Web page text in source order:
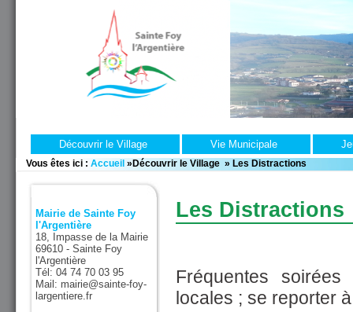
Découvrir le Village Vie Municipale
Vous êtes ici : Accueil » Découvrir le Village » Les Distractions
Mairie de Sainte Foy
l'Argentière
18, Impasse de la Mairie
69610 - Sainte Foy
l'Argentière
Tél: 04 74 70 03 95
Mail: mairie@sainte-foy-
largentiere.fr
Les Distractions
Fréquentes
locales ; se reporter